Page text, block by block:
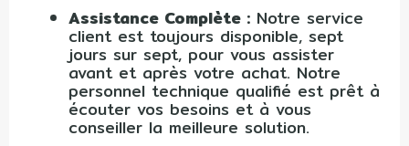
Assistance Complète : Notre service
client est toujours disponible, sept
jours sur sept, pour vous assister
avant et après votre achat. Notre
personnel technique qualifié est prêt à
écouter vos besoins et à vous
conseiller la meilleure solution.